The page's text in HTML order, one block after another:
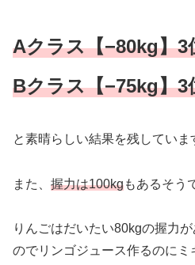
Aクラス【−80kg】3
Bクラス【−75kg】3
と素晴らしい結果を残していま
また、 握力は100kgもあるそう
りんごはだいたい80kgの握力
のでリンゴジュース作るのにミ